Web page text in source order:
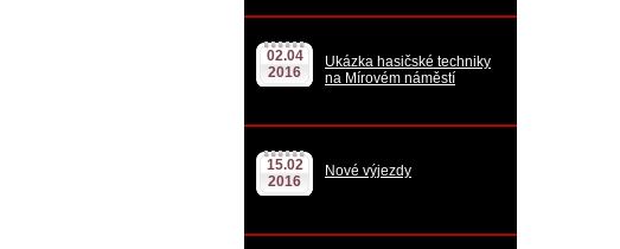
02.04
2016
Ukázka hasičské techniky
na Mírovém náměstí
15.02
2016
Nové výjezdy